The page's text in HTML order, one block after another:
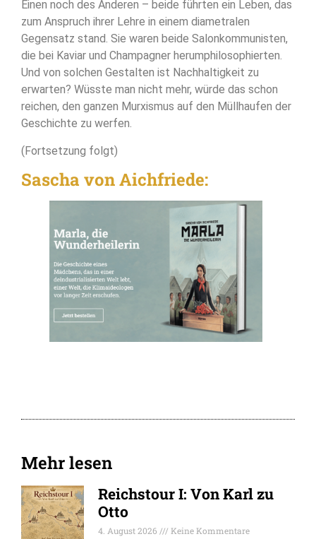
Einen noch des Anderen – beide führten ein Leben, das
zum Anspruch ihrer Lehre in einem diametralen
Gegensatz stand. Sie waren beide Salonkommunisten,
die bei Kaviar und Champagner herumphilosophierten.
Und von solchen Gestalten ist Nachhaltigkeit zu
erwarten? Wüsste man nicht mehr, würde das schon
reichen, den ganzen Murxismus auf den Müllhaufen der
Geschichte zu werfen.
(Fortsetzung folgt)
Sascha von Aichfriede:
Mehr lesen
Reichstour I: Von Karl zu
Otto
4. August 2026
Keine Kommentare